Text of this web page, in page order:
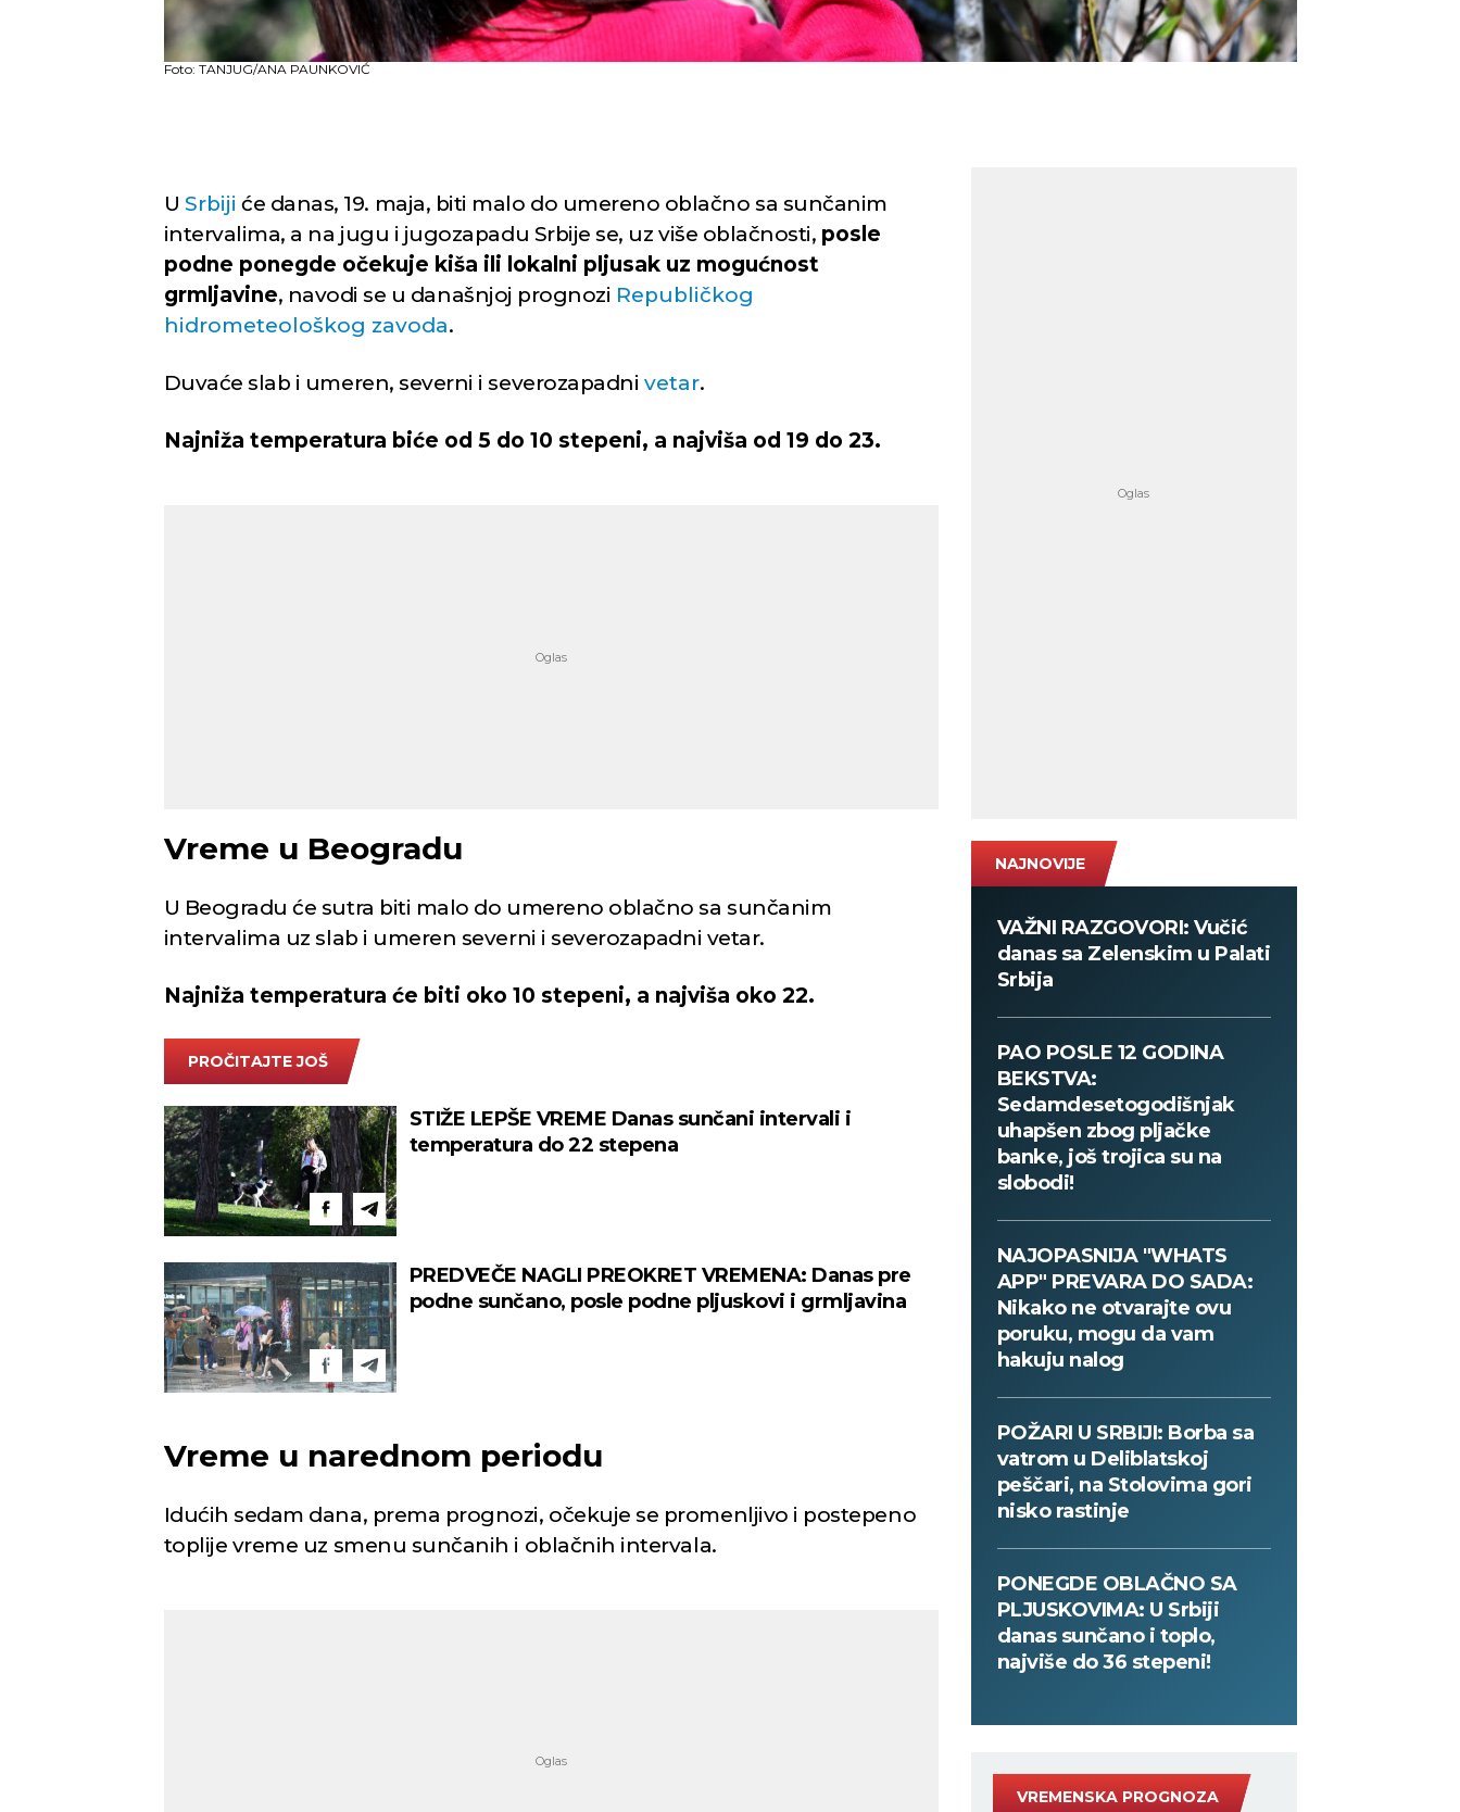
Foto: TANJUG/ANA PAUNKOVIĆ
U Srbiji će danas, 19. maja, biti malo do umereno oblačno sa sunčanim
intervalima, a na jugu i jugozapadu Srbije se, uz više oblačnosti, posle
podne ponegde očekuje kiša ili lokalni pljusak uz mogućnost
grmljavine, navodi se u današnjoj prognozi Republičkog
hidrometeološkog zavoda.
Duvaće slab i umeren, severni i severozapadni vetar.
Najniža temperatura biće od 5 do 10 stepeni, a najviša od 19 do 23.
Vreme u Beogradu
U Beogradu će sutra biti malo do umereno oblačno sa sunčanim
intervalima uz slab i umeren severni i severozapadni vetar.
Najniža temperatura će biti oko 10 stepeni, a najviša oko 22.
PROČITAJTE JOŠ
STIŽE LEPŠE VREME Danas sunčani intervali i
temperatura do 22 stepena
PREDVEČE NAGLI PREOKRET VREMENA: Danas pre
podne sunčano, posle podne pljuskovi i grmljavina
Vreme u narednom periodu
Idućih sedam dana, prema prognozi, očekuje se promenljivo i postepeno
toplije vreme uz smenu sunčanih i oblačnih intervala.
NAJNOVIJE
VAŽNI RAZGOVORI: Vučić
danas sa Zelenskim u Palati
Srbija
PAO POSLE 12 GODINA
BEKSTVA:
Sedamdesetogodišnjak
uhapšen zbog pljačke
banke, još trojica su na
slobodi!
NAJOPASNIJA "WHATS
APP" PREVARA DO SADA:
Nikako ne otvarajte ovu
poruku, mogu da vam
hakuju nalog
POŽARI U SRBIJI: Borba sa
vatrom u Deliblatskoj
peščari, na Stolovima gori
nisko rastinje
PONEGDE OBLAČNO SA
PLJUSKOVIMA: U Srbiji
danas sunčano i toplo,
najviše do 36 stepeni!
VREMENSKA PROGNOZA